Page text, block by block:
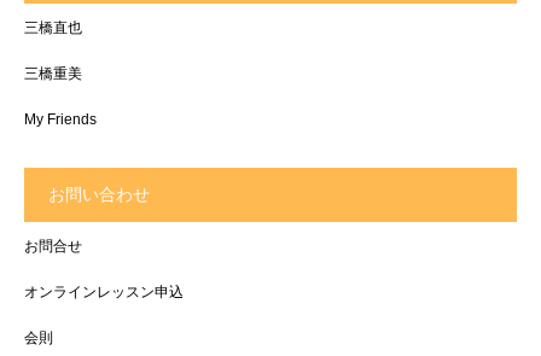
三橋直也
三橋重美
My Friends
お問い合わせ
お問合せ
オンラインレッスン申込
会則